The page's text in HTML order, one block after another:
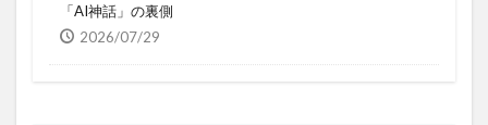
「AI神話」の裏側
2026/07/29